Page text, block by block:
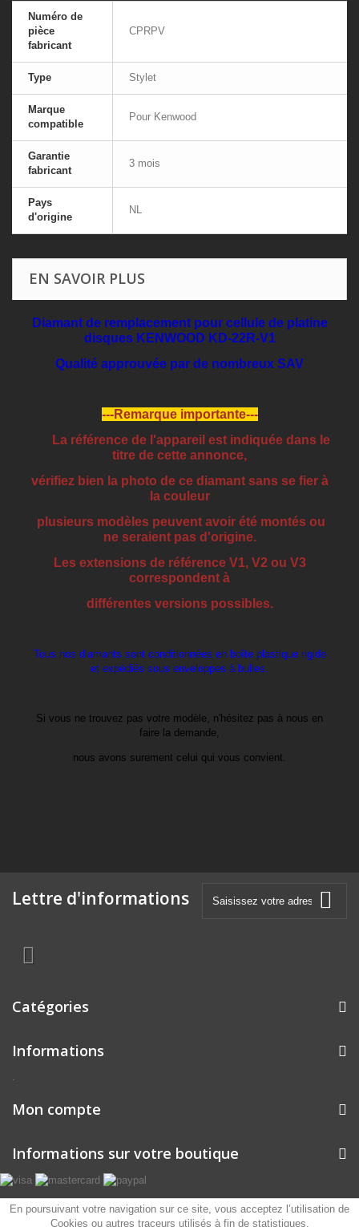
Numéro de
pièce
fabricant
CPRPV
Type Stylet
Marque
compatible
Pour Kenwood
Garantie
fabricant
3 mois
Pays
d'origine
NL
EN SAVOIR PLUS
Diamant de remplacement pour cellule de platine
disques KENWOOD KD-22R-V1
Qualité approuvée par de nombreux SAV
---Remarque importante---
La référence de l'appareil est indiquée dans le
titre de cette annonce,
vérifiez bien la photo de ce diamant sans se fier à
la couleur
plusieurs modèles peuvent avoir été montés ou
ne seraient pas d'origine.
Les extensions de référence V1, V2 ou V3
correspondent à
différentes versions possibles.
Tous nos diamants sont conditionnées en boîte plastique rigide
et expédiés sous enveloppes à bulles.
Si vous ne trouvez pas votre modèle, n'hésitez pas à nous en
faire la demande,
nous avons surement celui qui vous convient.
Lettre d'informations
Catégories
Informations
.
Mon compte
Informations sur votre boutique
En poursuivant votre navigation sur ce site, vous acceptez l’utilisation de
Cookies ou autres traceurs utilisés à fin de statistiques.